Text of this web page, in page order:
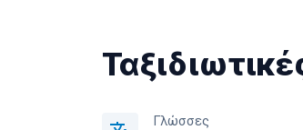
Γλώσσες